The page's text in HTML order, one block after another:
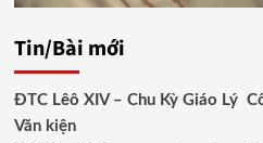
Tin/Bài mới
ĐTC Lêô XIV – Chu Kỳ Giáo Lý
Văn kiện